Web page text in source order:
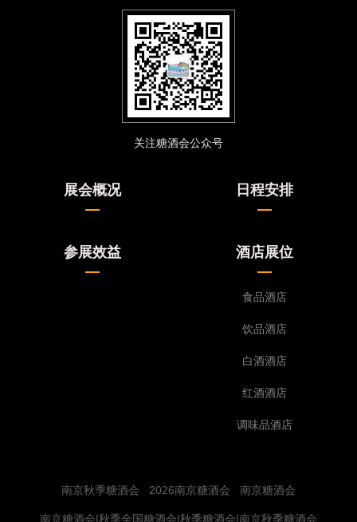
关注糖酒会公众号
展会概况 日程安排
参展效益 酒店展位
食品酒店
饮品酒店
白酒酒店
红酒酒店
调味品酒店
南京秋季糖酒会 2026南京糖酒会 南京糖酒会
南京糖酒会|秋季全国糖酒会|秋季糖酒会|南京秋季糖酒会